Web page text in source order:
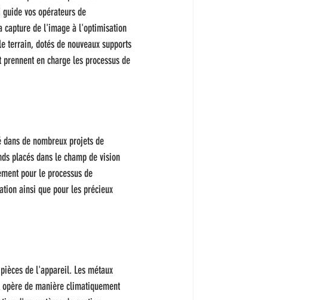
vos opérateurs de
capture de l'image à l'optimisation
terrain, dotés de nouveaux supports
en charge les processus de
de nombreux projets de
placés dans le champ de vision
pour le processus de
ainsi que pour les précieux
de l'appareil. Les métaux
de manière climatiquement